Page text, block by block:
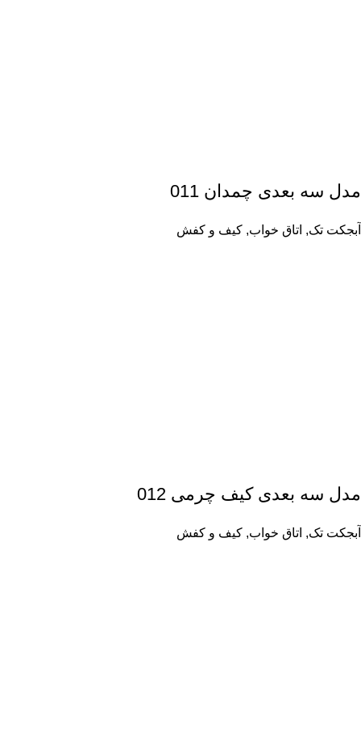
مدل سه بعدی چمدان 011
آبجکت تک, اتاق خواب, کیف و کفش
مدل سه بعدی کیف چرمی 012
آبجکت تک, اتاق خواب, کیف و کفش